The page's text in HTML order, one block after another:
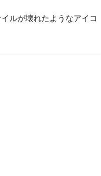
ルが壊れたようなアイコ